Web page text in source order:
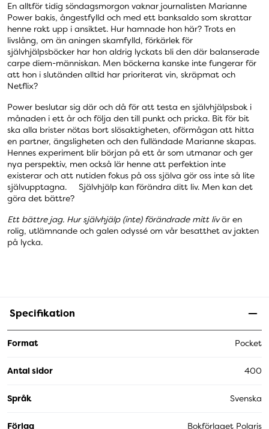
En alltför tidig söndagsmorgon vaknar journalisten Marianne
Power bakis, ångestfylld och med ett banksaldo som skrattar
henne rakt upp i ansiktet. Hur hamnade hon här? Trots en
livslång, om än aningen skamfylld, förkärlek för
självhjälpsböcker har hon aldrig lyckats bli den där balanserade
carpe diem-människan. Men böckerna kanske inte fungerar för
att hon i slutänden alltid har prioriterat vin, skräpmat och
Netflix?
Power beslutar sig där och då för att testa en självhjälpsbok i
månaden i ett år och följa den till punkt och pricka. Bit för bit
ska alla brister nötas bort slösaktigheten, oförmågan att hitta
en partner, ängsligheten och den fulländade Marianne skapas.
Hennes experiment blir början på ett år som utmanar och ger
nya perspektiv, men också lär henne att perfektion inte
existerar och att nutiden fokus på oss själva gör oss inte så lite
självupptagna. Självhjälp kan förändra ditt liv. Men kan det
göra det bättre?
Ett bättre jag. Hur självhjälp (inte) förändrade mitt livär en
rolig, utlämnande och galen odyssé om vår besatthet av jakten
på lycka.
Specifikation
Format Pocket
Antal sidor 400
Språk Svenska
Förlag Bokförlaget Polaris